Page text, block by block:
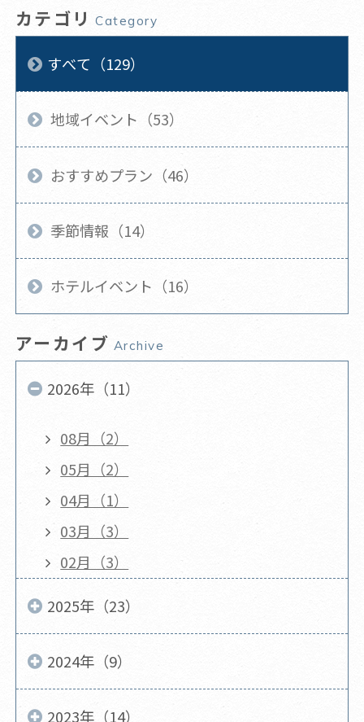
カテゴリ Category
すべて（129）
地域イベント（53）
おすすめプラン（46）
季節情報（14）
ホテルイベント（16）
アーカイブ Archive
2026年（11）
08月（2）
05月（2）
04月（1）
03月（3）
02月（3）
2025年（23）
2024年（9）
2023年（14）